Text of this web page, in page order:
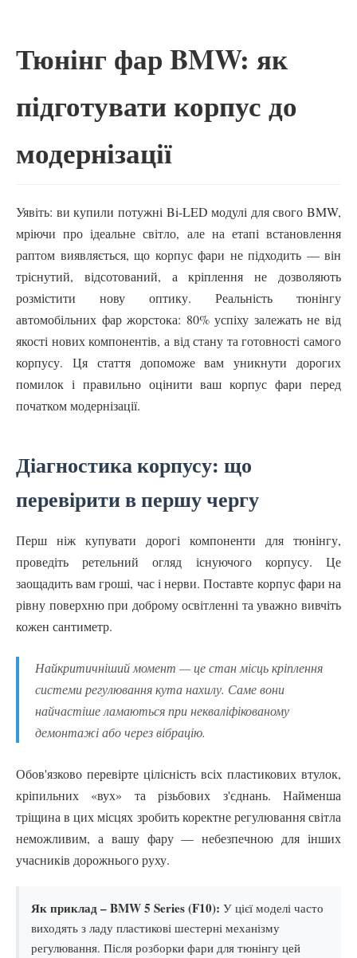
Тюнінг фар BMW: як
підготувати корпус до
модернізації
Уявіть: ви купили потужні Bi-LED модулі для свого BMW,
мріючи про ідеальне світло, але на етапі встановлення
раптом виявляється, що корпус фари не підходить — він
тріснутий, відсотований, а кріплення не дозволяють
розмістити нову оптику. Реальність тюнінгу
автомобільних фар жорстока: 80% успіху залежать не від
якості нових компонентів, а від стану та готовності самого
корпусу. Ця стаття допоможе вам уникнути дорогих
помилок і правильно оцінити ваш корпус фари перед
початком модернізації.
Діагностика корпусу: що
перевірити в першу чергу
Перш ніж купувати дорогі компоненти для тюнінгу,
проведіть ретельний огляд існуючого корпусу. Це
заощадить вам гроші, час і нерви. Поставте корпус фари на
рівну поверхню при доброму освітленні та уважно вивчіть
кожен сантиметр.
Найкритичніший момент — це стан місць кріплення
системи регулювання кута нахилу. Саме вони
найчастіше ламаються при некваліфікованому
демонтажі або через вібрацію.
Обов'язково перевірте цілісність всіх пластикових втулок,
кріпильних «вух» та різьбових з'єднань. Найменша
тріщина в цих місцях зробить коректне регулювання світла
неможливим, а вашу фару — небезпечною для інших
учасників дорожнього руху.
Як приклад – BMW 5 Series (F10): У цієї моделі часто
виходять з ладу пластикові шестерні механізму
регулювання. Після розборки фари для тюнінгу цей